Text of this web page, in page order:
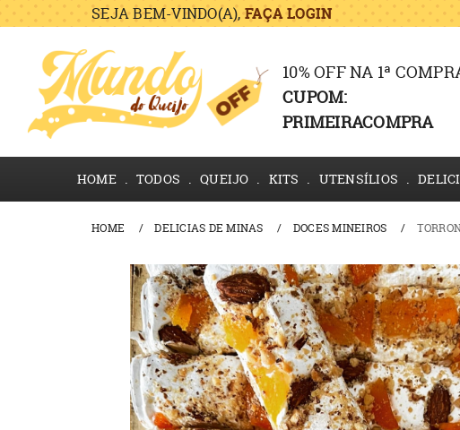
SEJA BEM-VINDO(A), FAÇA LOGIN
10% OFF NA 1ª
CUPOM:
PRIMEIRACOMPRA
HOME TODOS QUEIJO KITS UTENSÍLIOS
HOME DELICIAS DE MINAS DOCES MINEIROS